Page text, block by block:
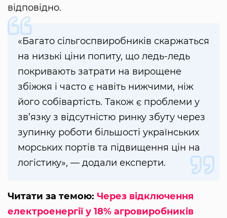
відповідно.
«Багато сільгоспвиробників скаржаться
на низькі ціни попиту, що ледь-ледь
покривають затрати на вирощене
збіжжя і часто є навіть нижчими, ніж
його собівартість. Також є проблеми у
зв’язку з відсутністю ринку збуту через
зупинку роботи більшості українських
морських портів та підвищення цін на
логістику», — додали експерти.
Читати за темою: Через відключення
електроенергії у 18% агровиробників